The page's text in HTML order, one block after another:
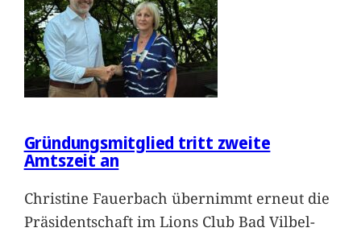
Gründungsmitglied tritt zweite
Amtszeit an
Christine Fauerbach übernimmt erneut die
Präsidentschaft im Lions Club Bad Vilbel-